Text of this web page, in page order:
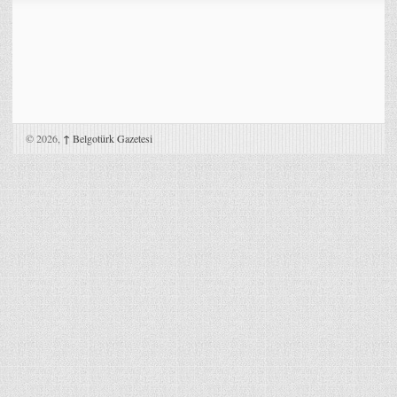
© 2026, ↑ Belgotürk Gazetesi